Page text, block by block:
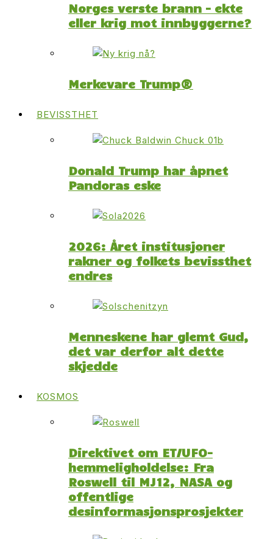
Norges verste brann – ekte
eller krig mot innbyggerne?
Merkevare Trump®
BEVISSTHET
Donald Trump har åpnet
Pandoras eske
2026: Året institusjoner
rakner og folkets bevissthet
endres
Menneskene har glemt Gud,
det var derfor alt dette
skjedde
KOSMOS
Direktivet om ET/UFO-
hemmeligholdelse: Fra
Roswell til MJ12, NASA og
offentlige
desinformasjonsprosjekter